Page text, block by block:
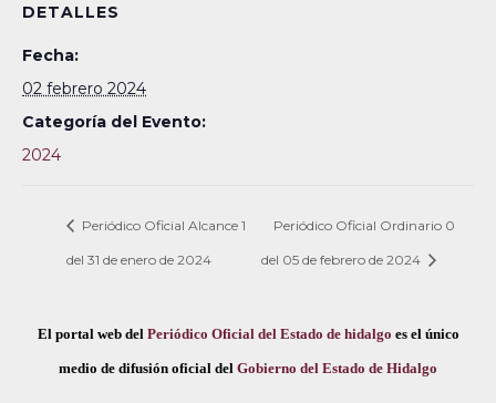
DETALLES
Fecha:
02 febrero 2024
Categoría del Evento:
2024
Periódico Oficial Alcance 1
del 31 de enero de 2024
Periódico Oficial Ordinario 0
del 05 de febrero de 2024
El portal web del Periódico Oficial del Estado de hidalgo es el único
medio de difusión oficial del Gobierno del Estado de Hidalgo